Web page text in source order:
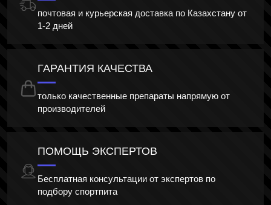
почтовая и курьерская доставка по Казахстану от
1-2 дней
ГАРАНТИЯ КАЧЕСТВА
только качественные препараты напрямую от
производителей
ПОМОЩЬ ЭКСПЕРТОВ
Бесплатная консультации от экспертов по
подбору спортпита